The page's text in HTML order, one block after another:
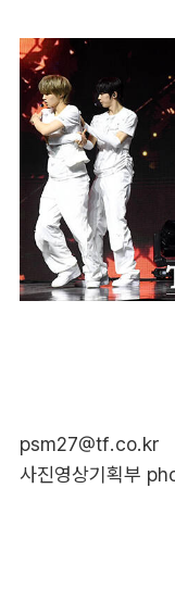
psm27@tf.co.kr
사진영상기획부